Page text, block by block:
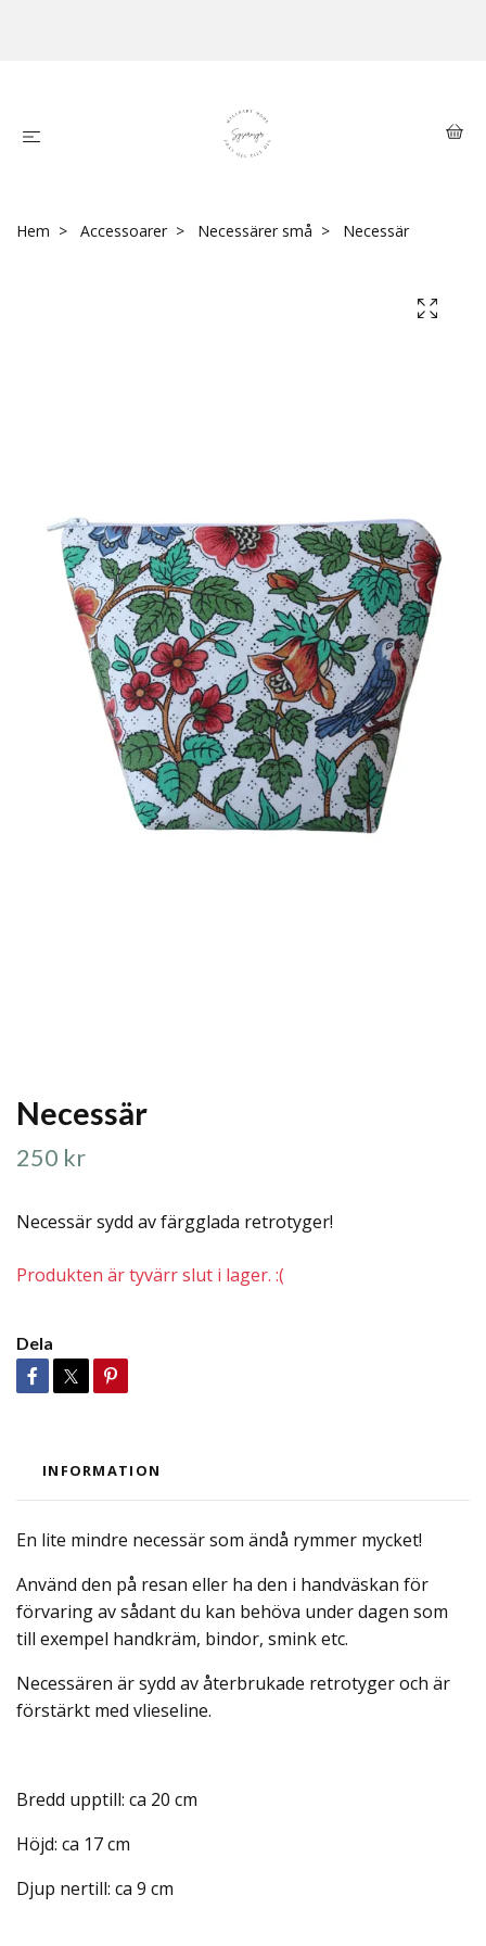
Hem Accessoarer Necessärer små Necessär
Necessär
250 kr
Necessär sydd av färgglada retrotyger!
Produkten är tyvärr slut i lager. :(
Dela
INFORMATION
En lite mindre necessär som ändå rymmer mycket!
Använd den på resan eller ha den i handväskan för
förvaring av sådant du kan behöva under dagen som
till exempel handkräm, bindor, smink etc.
Necessären är sydd av återbrukade retrotyger och är
förstärkt med vlieseline.
Bredd upptill: ca 20 cm
Höjd: ca 17 cm
Djup nertill: ca 9 cm